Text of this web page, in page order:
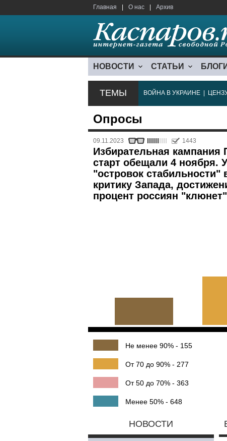
Главная О нас Архив
НОВОСТИ СТАТЬИ БЛОГИ
ТЕМЫ ВОЙНА В УКРАИНЕ
Опросы
09.11.2023 1443
Избирательная
старт обещали 4 ноября.
"островок
критику Запада,
процент россиян
Не менее 90% - 155
От 70 до 90% - 277
От 50 до 70% - 363
Менее 50% - 648
НОВОСТИ